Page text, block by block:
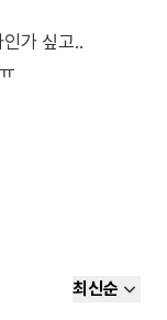
가 싶고..
최신순